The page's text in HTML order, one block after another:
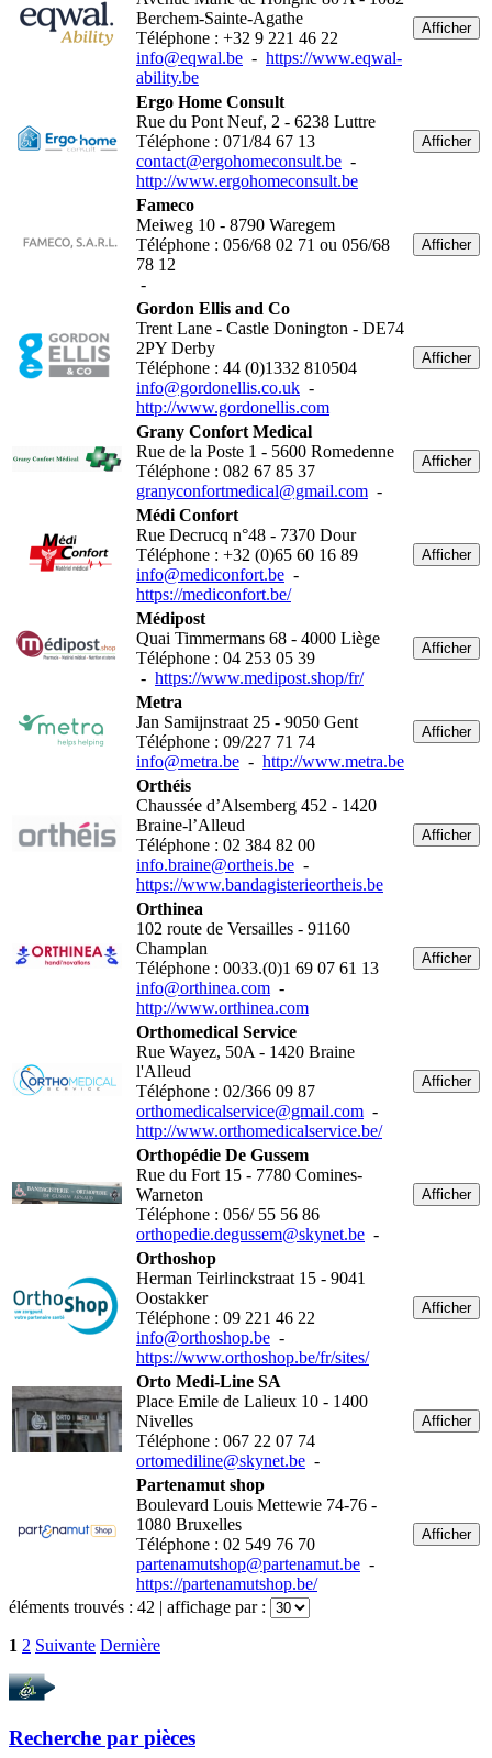
Berchem-Sainte-Agathe
Téléphone : +32 9 221 46 22
info@eqwal.be - https://www.eqwal-
ability.be
Afficher
Ergo Home Consult
Rue du Pont Neuf, 2 - 6238 Luttre
Téléphone : 071/84 67 13
contact@ergohomeconsult.be -
http://www.ergohomeconsult.be
Afficher
Fameco
Meiweg 10 - 8790 Waregem
Téléphone : 056/68 02 71 ou 056/68
78 12
-
Afficher
Gordon Ellis and Co
Trent Lane - Castle Donington - DE74
2PY Derby
Téléphone : 44 (0)1332 810504
info@gordonellis.co.uk -
http://www.gordonellis.com
Afficher
Grany Confort Medical
Rue de la Poste 1 - 5600 Romedenne
Téléphone : 082 67 85 37
granyconfortmedical@gmail.com -
Afficher
Médi Confort
Rue Decrucq n°48 - 7370 Dour
Téléphone : +32 (0)65 60 16 89
info@mediconfort.be -
https://mediconfort.be/
Afficher
Médipost
Quai Timmermans 68 - 4000 Liège
Téléphone : 04 253 05 39
- https://www.medipost.shop/fr/
Afficher
Metra
Jan Samijnstraat 25 - 9050 Gent
Téléphone : 09/227 71 74
info@metra.be - http://www.metra.be
Afficher
Orthéis
Chaussée d’Alsemberg 452 - 1420
Braine-l’Alleud
Téléphone : 02 384 82 00
info.braine@ortheis.be -
https://www.bandagisterieortheis.be
Afficher
Orthinea
102 route de Versailles - 91160
Champlan
Téléphone : 0033.(0)1 69 07 61 13
info@orthinea.com -
http://www.orthinea.com
Afficher
Orthomedical Service
Rue Wayez, 50A - 1420 Braine
l'Alleud
Téléphone : 02/366 09 87
orthomedicalservice@gmail.com -
http://www.orthomedicalservice.be/
Afficher
Orthopédie De Gussem
Rue du Fort 15 - 7780 Comines-
Warneton
Téléphone : 056/ 55 56 86
orthopedie.degussem@skynet.be -
Afficher
Orthoshop
Herman Teirlinckstraat 15 - 9041
Oostakker
Téléphone : 09 221 46 22
info@orthoshop.be -
https://www.orthoshop.be/fr/sites/
Afficher
Orto Medi-Line SA
Place Emile de Lalieux 10 - 1400
Nivelles
Téléphone : 067 22 07 74
ortomediline@skynet.be -
Afficher
Partenamut shop
Boulevard Louis Mettewie 74-76 -
1080 Bruxelles
Téléphone : 02 549 76 70
partenamutshop@partenamut.be -
https://partenamutshop.be/
Afficher
éléments trouvés : 42 | affichage par :
1 2 Suivante Dernière
Recherche par pièces